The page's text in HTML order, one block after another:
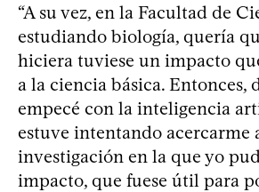
“A su vez, en la Facultad de
estudiando biología, quería
hiciera tuviese un impacto
a la ciencia básica. Entonces,
empecé con la inteligencia
estuve intentando acercarme
investigación en la que yo
impacto, que fuese útil para